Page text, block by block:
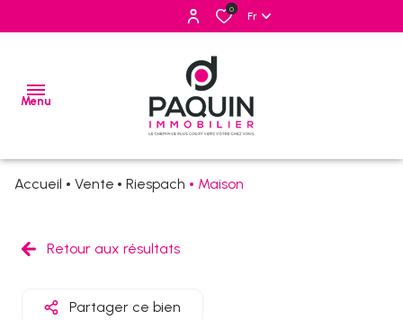
0
Fr
Menu
Accueil Vente Riespach Maison
Retour aux résultats
Partager ce bien